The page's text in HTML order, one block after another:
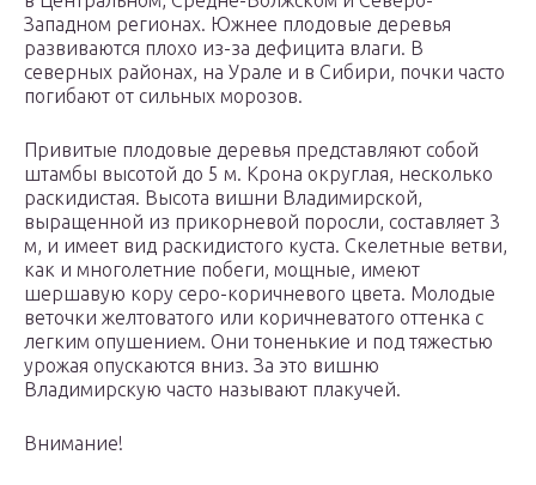
Западном регионах. Южнее плодовые деревья
развиваются плохо из-за дефицита влаги. В
северных районах, на Урале и в Сибири, почки часто
погибают от сильных морозов.
Привитые плодовые деревья представляют собой
штамбы высотой до 5 м. Крона округлая, несколько
раскидистая. Высота вишни Владимирской,
выращенной из прикорневой поросли, составляет 3
м, и имеет вид раскидистого куста. Скелетные ветви,
как и многолетние побеги, мощные, имеют
шершавую кору серо-коричневого цвета. Молодые
веточки желтоватого или коричневатого оттенка с
легким опушением. Они тоненькие и под тяжестью
урожая опускаются вниз. За это вишню
Владимирскую часто называют плакучей.
Внимание!